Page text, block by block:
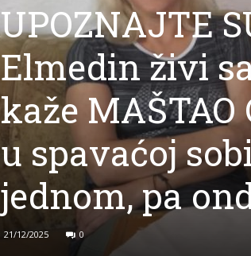
UPOZNAJTE
Elmedin živi
kaže MAŠTAO
u spavaćoj
jednom, pa
21/12/2025 0